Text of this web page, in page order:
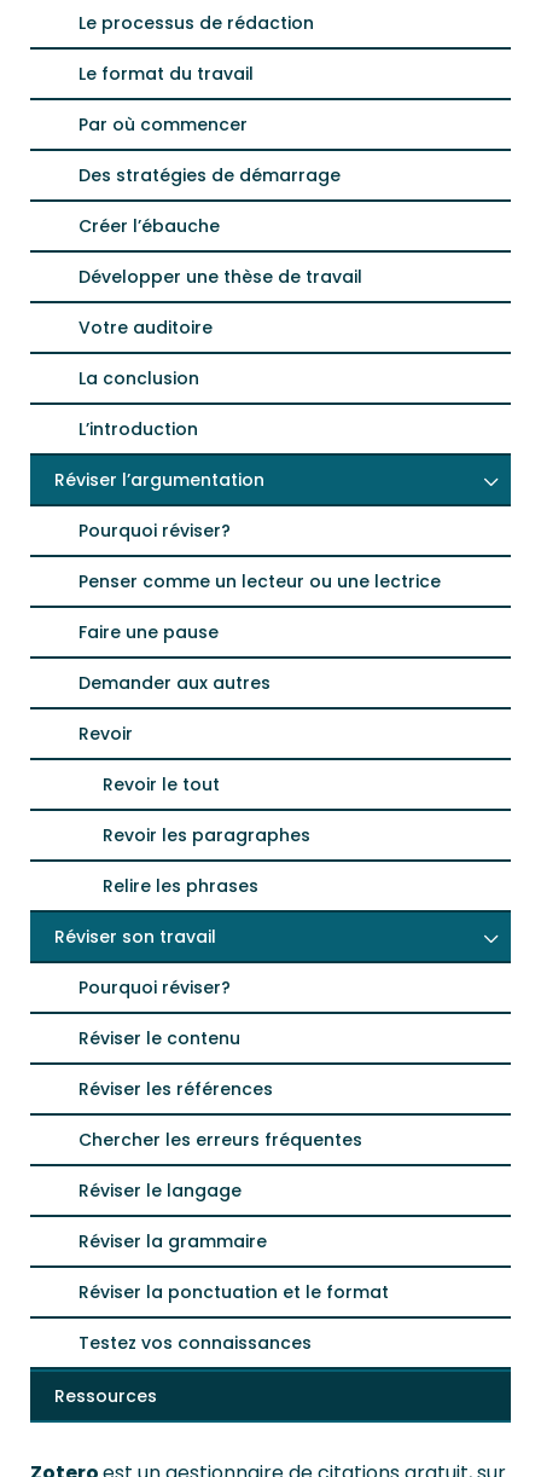
Le processus de rédaction
Le format du travail
Par où commencer
Des stratégies de démarrage
Créer l’ébauche
Développer une thèse de travail
Votre auditoire
La conclusion
L’introduction
Réviser l’argumentation
Pourquoi réviser?
Penser comme un lecteur ou une lectrice
Faire une pause
Demander aux autres
Revoir
Revoir le tout
Revoir les paragraphes
Relire les phrases
Réviser son travail
Pourquoi réviser?
Réviser le contenu
Réviser les références
Chercher les erreurs fréquentes
Réviser le langage
Réviser la grammaire
Réviser la ponctuation et le format
Testez vos connaissances
Ressources